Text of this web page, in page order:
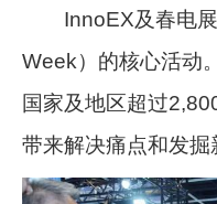
InnoEX及春电展
Week）的核心活动
国家及地区超过
带来解决痛点和发掘